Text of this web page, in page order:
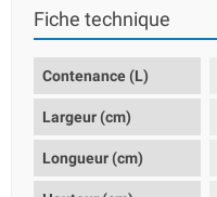
Fiche technique
Contenance (L)
Largeur (cm)
Longueur (cm)